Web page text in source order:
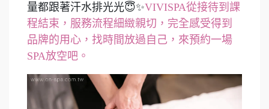
量都跟著汗水排光光😇✨VIVISPA從接待到課
程結束，服務流程細緻親切，完全感受得到
品牌的用心，找時間放過自己，來預約一場
SPA放空吧。